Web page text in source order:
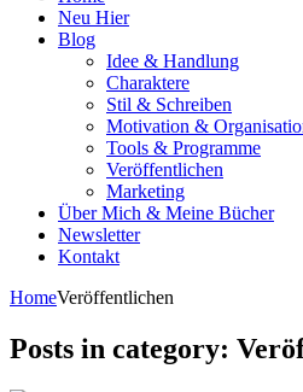
Neu Hier
Blog
Idee & Handlung
Charaktere
Stil & Schreiben
Motivation &
Tools & Programme
Veröffentlichen
Marketing
Über Mich & Meine Bücher
Newsletter
Kontakt
HomeVeröffentlichen
Posts in category: